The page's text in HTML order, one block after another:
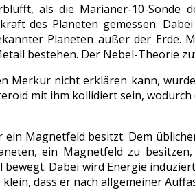
als die Marianer-10-Sonde
des Planeten gemessen.
Planeten außer der Erde.
bestehen. Der Nebel-Theorie
Merkur nicht erklären kann,
mit ihm kollidiert sein,
Magnetfeld besitzt. Dem
ein Magnetfeld zu
Dabei wird Energie
dass er nach allgemeiner